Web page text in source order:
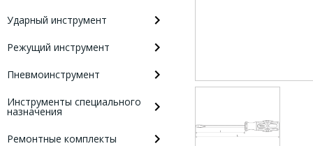
Ударный инструмент
Режущий инструмент
Пневмоинструмент
Инструменты специального
назначения
Ремонтные комплекты